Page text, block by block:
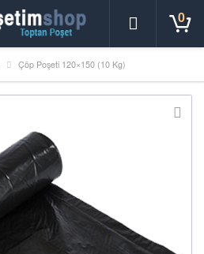
0
Çöp Poşeti 120×150 (10 Kg)